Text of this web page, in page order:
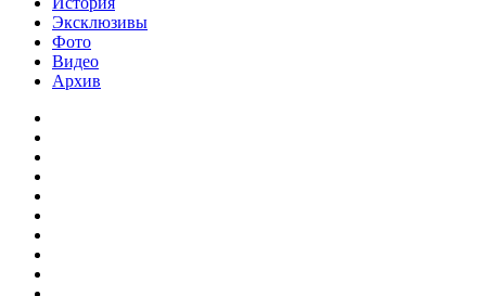
Эксклюзивы
Фото
Видео
Архив